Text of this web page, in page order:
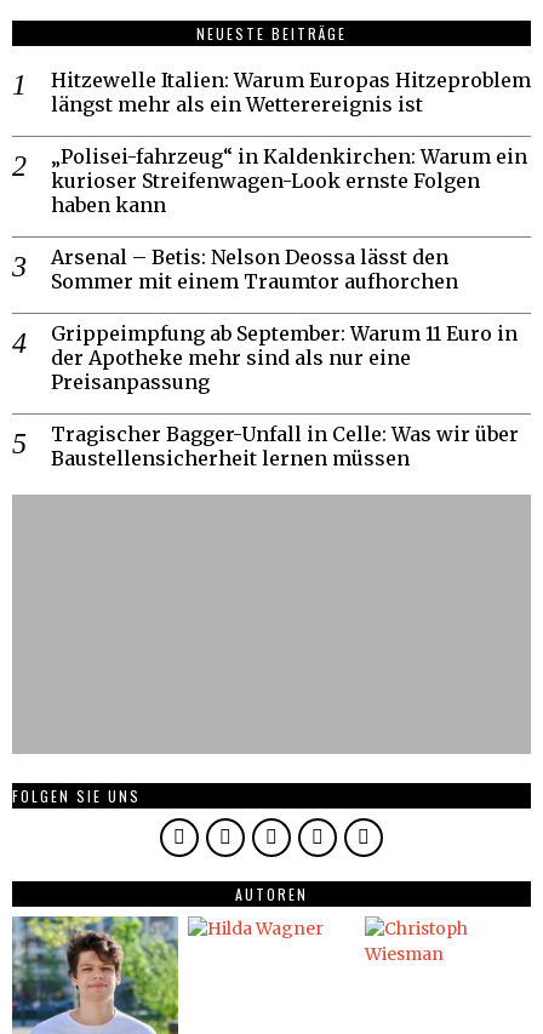
NEUESTE BEITRÄGE
Hitzewelle Italien: Warum Europas Hitzeproblem
längst mehr als ein Wetterereignis ist
„Polisei-fahrzeug“ in Kaldenkirchen: Warum ein
kurioser Streifenwagen-Look ernste Folgen
haben kann
Arsenal – Betis: Nelson Deossa lässt den
Sommer mit einem Traumtor aufhorchen
Grippeimpfung ab September: Warum 11 Euro in
der Apotheke mehr sind als nur eine
Preisanpassung
Tragischer Bagger-Unfall in Celle: Was wir über
Baustellensicherheit lernen müssen
FOLGEN SIE UNS
AUTOREN